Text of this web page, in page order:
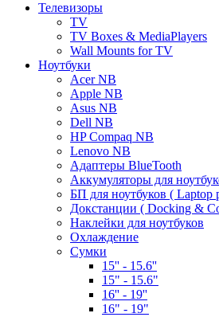
Телевизоры
TV
TV Boxes & MediaPlayers
Wall Mounts for TV
Ноутбуки
Acer NB
Apple NB
Asus NB
Dell NB
HP Compaq NB
Lenovo NB
Адаптеры BlueTooth
Аккумуляторы для
БП для ноутбуков ( Laptop
Докстанции ( Docking &
Наклейки для ноутбуков
Охлаждение
Сумки
15'' - 15.6''
15" - 15.6"
16'' - 19''
16" - 19"